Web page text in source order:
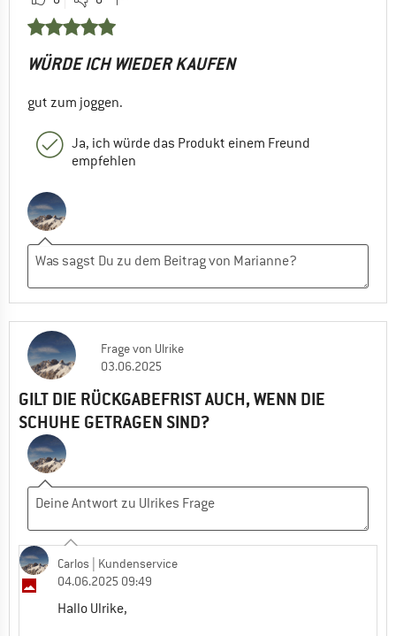
WÜRDE ICH WIEDER KAUFEN
gut zum joggen.
Ja, ich würde das Produkt einem Freund
empfehlen
Fragevon Ulrike
03.06.2025
GILT DIE RÜCKGABEFRIST AUCH, WENN DIE
SCHUHE GETRAGEN SIND?
Carlos | Kundenservice
04.06.2025 09:49
Hallo Ulrike,